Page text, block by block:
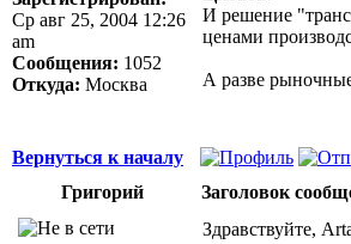
Ср авг 25, 2004 12:26
am
Сообщения: 1052
Откуда: Москва
И решение
ценами
А разве
Вернуться к началу
Григорий
Заголовок
Здравствуйте,